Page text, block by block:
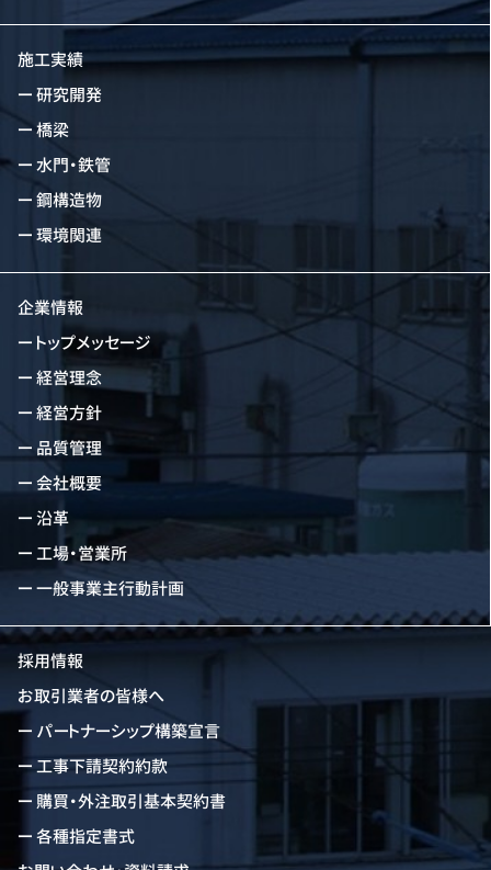
施工実績
研究開発
橋梁
水門・鉄管
鋼構造物
環境関連
企業情報
トップメッセージ
経営理念
経営方針
品質管理
会社概要
沿革
工場・営業所
一般事業主行動計画
採用情報
お取引業者の皆様へ
パートナーシップ構築宣言
工事下請契約約款
購買・外注取引基本契約書
各種指定書式